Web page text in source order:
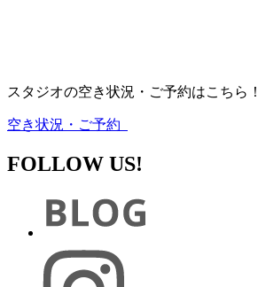
スタジオの空き状況・ご予約はこちら！
空き状況・ご予約
FOLLOW US!